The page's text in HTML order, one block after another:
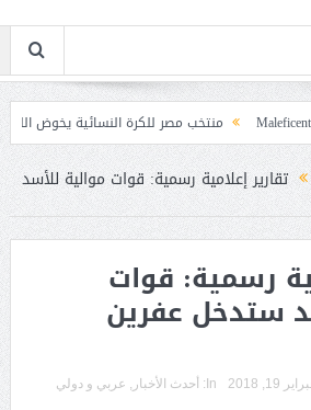
منتخب مصر للكرة النسائية يخوض الليلة مباراة وداع
تقارير إعلامية رسمية: قوات موالية للأسد
رسمية: قوات
ستدخل عفرين
19, 2018
In: أحدث الأخبار
عربي و دولي